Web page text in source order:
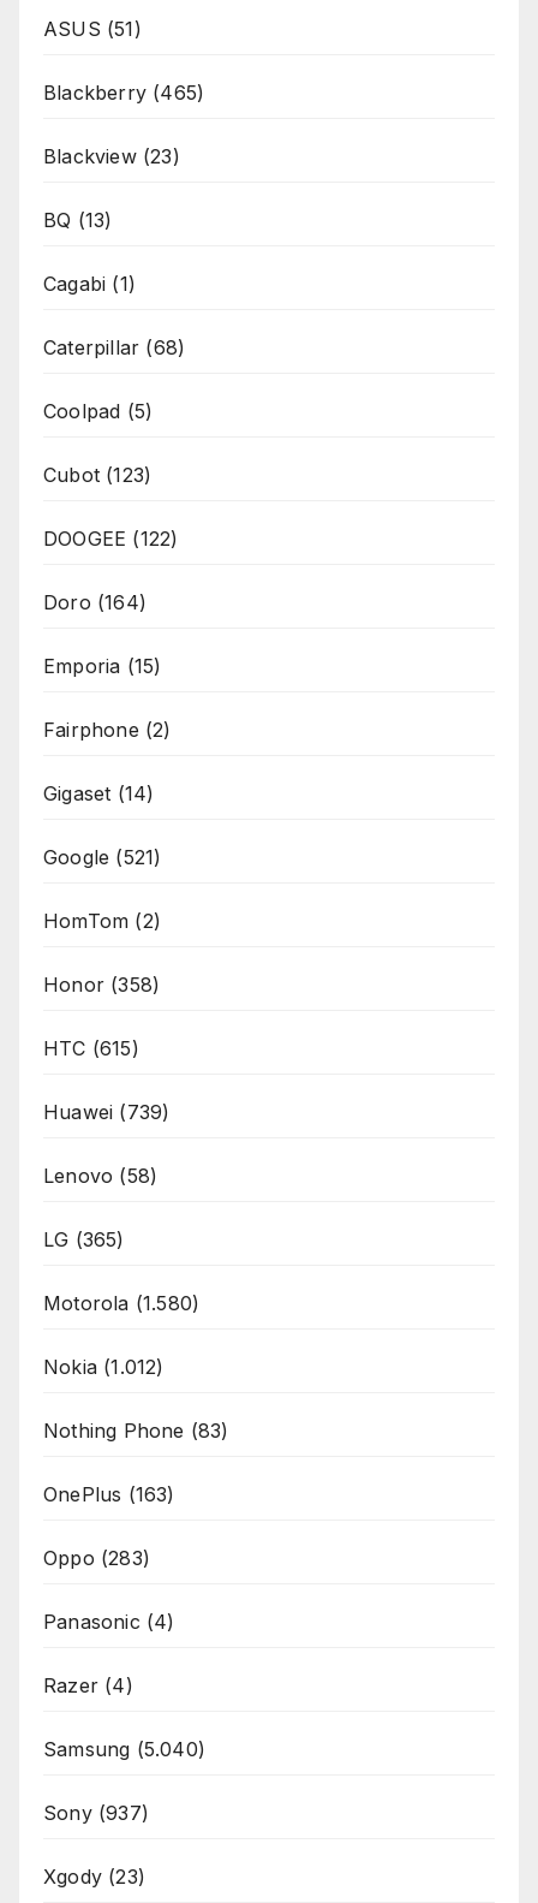
ASUS (51)
Blackberry (465)
Blackview(23)
BQ (13)
Cagabi (1)
Caterpillar (68)
Coolpad (5)
Cubot (123)
DOOGEE (122)
Doro (164)
Emporia (15)
Fairphone (2)
Gigaset (14)
Google (521)
HomTom (2)
Honor (358)
HTC (615)
Huawei (739)
Lenovo (58)
LG (365)
Motorola (1.580)
Nokia (1.012)
Nothing Phone (83)
OnePlus (163)
Oppo (283)
Panasonic (4)
Razer (4)
Samsung (5.040)
Sony(937)
Xgody (23)